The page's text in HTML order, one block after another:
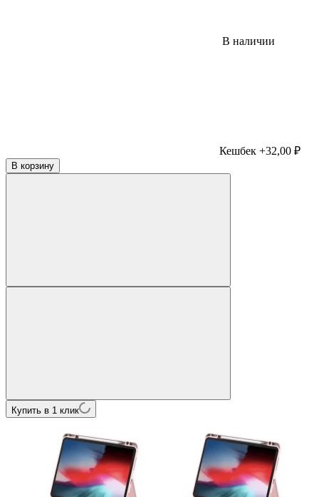
В наличии
Кешбек +32,00 ₽
В корзину
Купить в 1 клик